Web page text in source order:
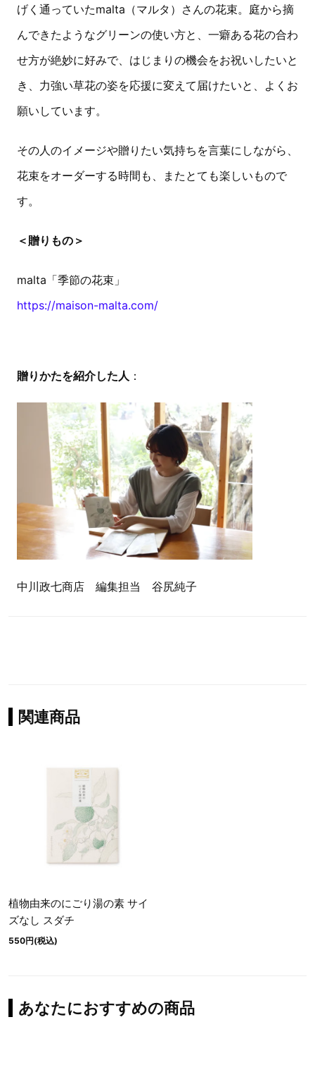
げく通っていたmalta（マルタ）さんの花束。庭から摘
んできたようなグリーンの使い方と、一癖ある花の合わ
せ方が絶妙に好みで、はじまりの機会をお祝いしたいと
き、力強い草花の姿を応援に変えて届けたいと、よくお
願いしています。
その人のイメージや贈りたい気持ちを言葉にしながら、
花束をオーダーする時間も、またとても楽しいもので
す。
＜贈りもの＞
malta「季節の花束」
https://maison-malta.com/
贈りかたを紹介した人 ：
中川政七商店 編集担当 谷尻純子
関連商品
植物由来のにごり湯の素 サイ
ズなし スダチ
550円(税込)
あなたにおすすめの商品